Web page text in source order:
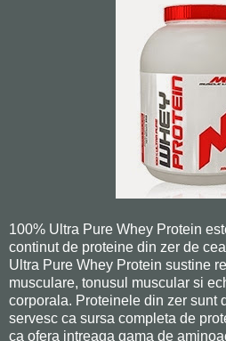
100% Ultra Pure Whey Protein
continut de proteine din zer de
Ultra Pure Whey Protein sustine
musculare, tonusul muscular si
corporala. Proteinele din zer sunt
servesc ca sursa completa de
ca ofera intreaga gama de